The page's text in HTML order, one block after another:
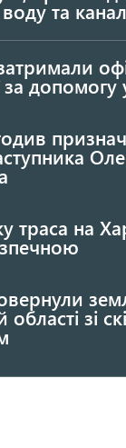
та
за допомогу
траса на
області зі